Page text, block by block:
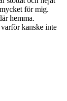
för mig.
hemma.
kanske inte